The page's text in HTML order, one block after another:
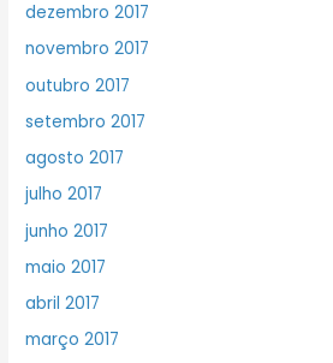
dezembro 2017
novembro 2017
outubro 2017
setembro 2017
agosto 2017
julho 2017
junho 2017
maio 2017
abril 2017
março 2017